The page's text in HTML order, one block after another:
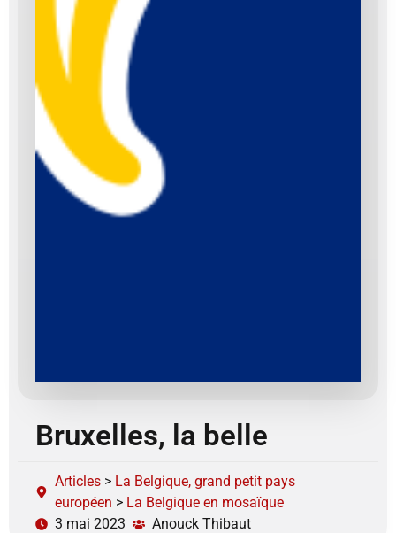
Bruxelles, la belle
Articles > La Belgique, grand petit pays
européen > La Belgique en mosaïque
3 mai 2023
Anouck Thibaut